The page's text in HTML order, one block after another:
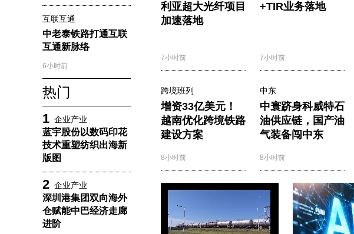
互联互通
中老泰铁路打通互联
互通新脉络
6小时前
热门
1 企业产业
蓝宇股份以数码印花
技术重塑纺织出海新
版图
2 企业产业
深圳港集团双向海外
仓赋能中巴经济走廊
进阶
利亚超大光纤项目
加速落地
7小时前
+TIR业务落地
7小时前
跨境班列
增资33亿美元！
越南优化跨境铁路
建设方案
8小时前
中东
中寰跻身科威特石
油供应链，国产油
气装备闯中东
8小时前